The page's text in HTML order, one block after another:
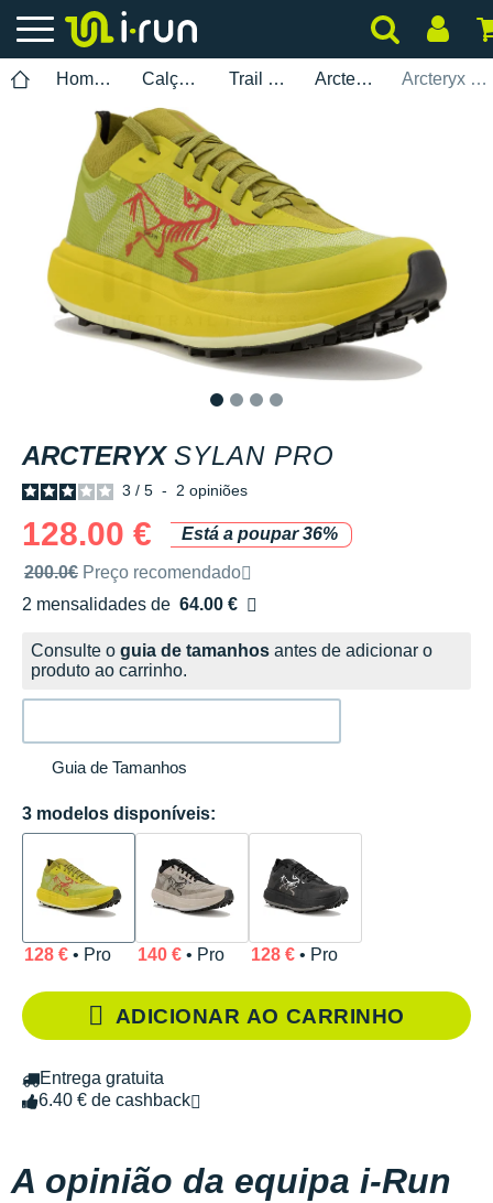
Homem Calçados Trail Running Arcteryx Arcteryx Sylan Pro
ARCTERYX SYLAN PRO
3 / 5 - 2 opiniões
128.00 €
Está a poupar 36%
Preço de venda recomendado pela marca
200.0€ Preço recomendado
2 mensalidades de 64.00 €
sem custos
Consulte o guia de tamanhos antes de adicionar o
produto ao carrinho.
Guia de Tamanhos
3 modelos disponíveis:
128 €• Pro 140 €• Pro 128 €• Pro
ADICIONAR AO CARRINHO
Entrega gratuita
6.40 € de cashback
A opinião da equipa i-Run